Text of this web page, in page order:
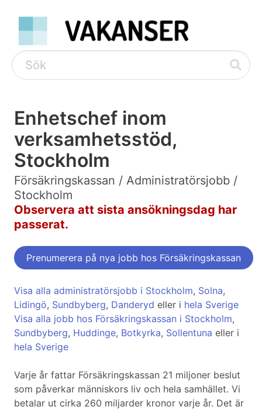
Enhetschef inom
verksamhetsstöd,
Stockholm
Försäkringskassan / Administratörsjobb /
Stockholm
Observera att sista ansökningsdag har
passerat.
Prenumerera på nya jobb hos Försäkringskassan
Visa alla administratörsjobb i Stockholm, Solna,
Lidingö, Sundbyberg, Danderyd eller i hela Sverige
Visa alla jobb hos Försäkringskassan i Stockholm,
Sundbyberg, Huddinge, Botkyrka, Sollentuna eller i
hela Sverige
Varje år fattar Försäkringskassan 21 miljoner beslut
som påverkar människors liv och hela samhället. Vi
betalar ut cirka 260 miljarder kronor varje år. Det är